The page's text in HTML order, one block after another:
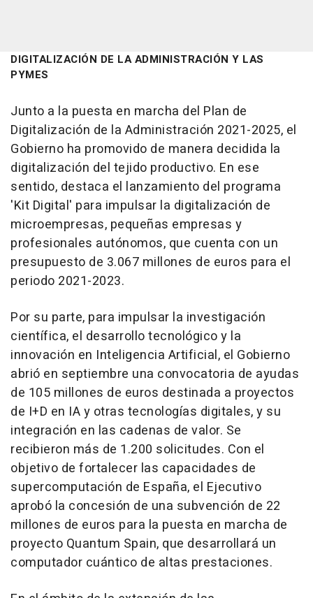
DIGITALIZACIÓN DE LA ADMINISTRACIÓN Y LAS
PYMES
Junto a la puesta en marcha del Plan de
Digitalización de la Administración 2021-2025, el
Gobierno ha promovido de manera decidida la
digitalización del tejido productivo. En ese
sentido, destaca el lanzamiento del programa
'Kit Digital' para impulsar la digitalización de
microempresas, pequeñas empresas y
profesionales autónomos, que cuenta con un
presupuesto de 3.067 millones de euros para el
periodo 2021-2023.
Por su parte, para impulsar la investigación
científica, el desarrollo tecnológico y la
innovación en Inteligencia Artificial, el Gobierno
abrió en septiembre una convocatoria de ayudas
de 105 millones de euros destinada a proyectos
de I+D en IA y otras tecnologías digitales, y su
integración en las cadenas de valor. Se
recibieron más de 1.200 solicitudes. Con el
objetivo de fortalecer las capacidades de
supercomputación de España, el Ejecutivo
aprobó la concesión de una subvención de 22
millones de euros para la puesta en marcha de
proyecto Quantum Spain, que desarrollará un
computador cuántico de altas prestaciones.